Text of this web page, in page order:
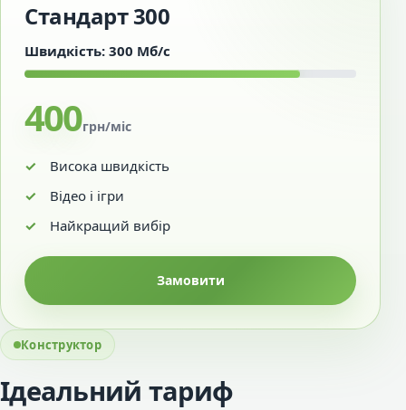
Стандарт 300
Швидкість: 300 Мб/с
400грн/міс
Висока швидкість
Відео і ігри
Найкращий вибір
Замовити
Конструктор
Ідеальний тариф